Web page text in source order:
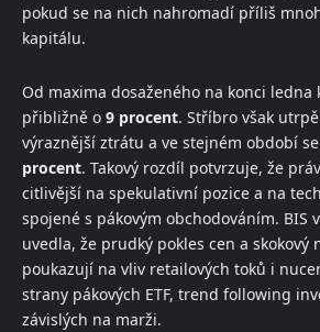
pokud se na nich nahromadí příliš
kapitálu.
Od maxima dosaženého na konci ledna
přibližně o 9 procent. Stříbro však
výraznější ztrátu a ve stejném období
procent. Takový rozdíl potvrzuje, že
citlivější na spekulativní pozice a na
spojené s pákovým obchodováním. BIS
uvedla, že prudký pokles cen a skokový
poukazují na vliv retailových toků i
strany pákových ETF, trend following
závislých na marži.